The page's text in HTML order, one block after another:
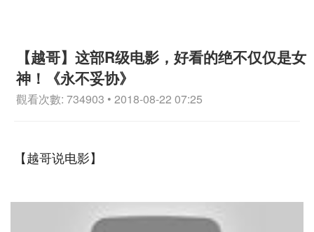
【越哥】这部R级电影，好看的绝不仅仅是女
神！《永不妥协》
觀看次數: 734903 • 2018-08-22 07:25
【越哥说电影】